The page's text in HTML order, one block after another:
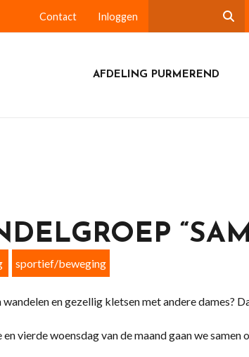
Contact Inloggen
AFDELING PURMEREND
sportief/beweging
wandelen en gezellig kletsen met andere dames?
vierde woensdag van de maand gaan we